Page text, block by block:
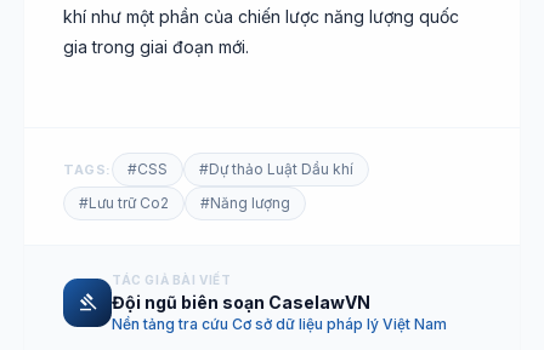
khí như một phần của chiến lược năng lượng quốc
gia trong giai đoạn mới.
TAGS: #CSS
#Dự thảo Luật Dầu khí
#Lưu trữ Co2
#Năng lượng
gavel
TÁC GIẢ BÀI VIẾT
Đội ngũ biên soạn CaselawVN
Nền tảng tra cứu Cơ sở dữ liệu pháp lý Việt Nam